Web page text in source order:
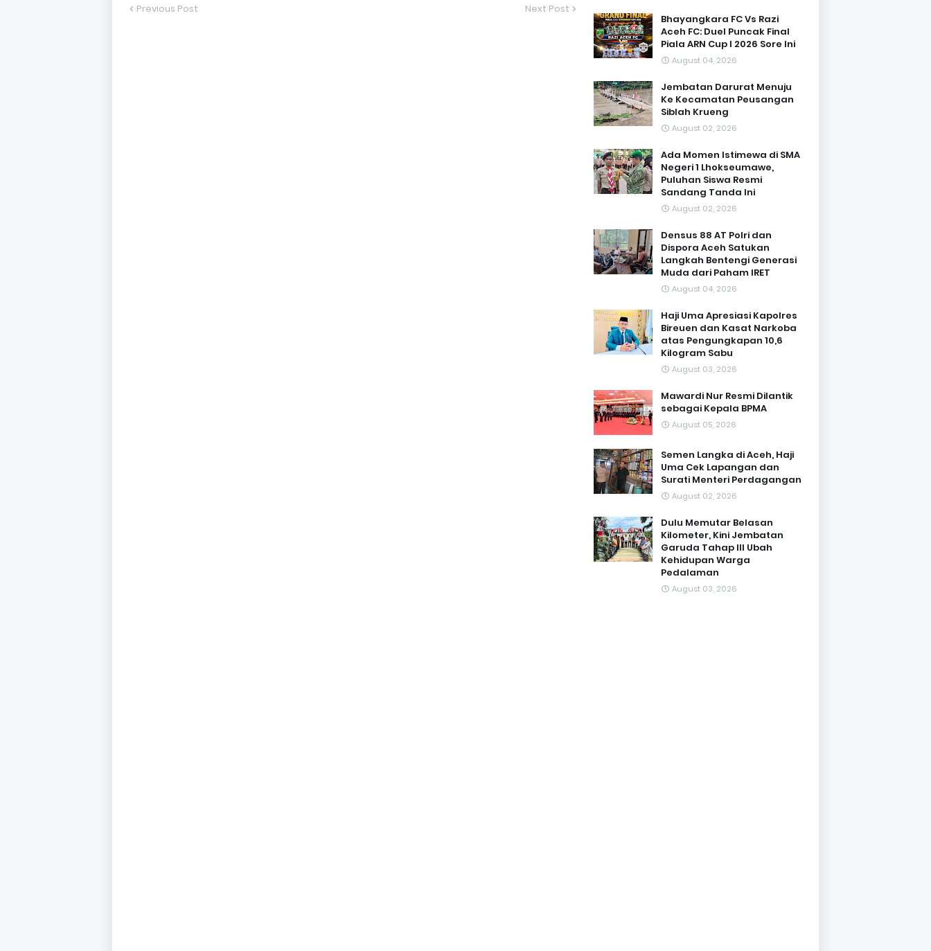
Previous Post Next Post
Bhayangkara FC Vs Razi
Aceh FC: Duel Puncak Final
Piala ARN Cup I 2026 Sore Ini
August 04, 2026
Jembatan Darurat Menuju
Ke Kecamatan Peusangan
Siblah Krueng
August 02, 2026
Ada Momen Istimewa di SMA
Negeri 1 Lhokseumawe,
Puluhan Siswa Resmi
Sandang Tanda Ini
August 02, 2026
Densus 88 AT Polri dan
Dispora Aceh Satukan
Langkah Bentengi Generasi
Muda dari Paham IRET
August 04, 2026
Haji Uma Apresiasi Kapolres
Bireuen dan Kasat Narkoba
atas Pengungkapan 10,6
Kilogram Sabu
August 03, 2026
Mawardi Nur Resmi Dilantik
sebagai Kepala BPMA
August 05, 2026
Semen Langka di Aceh, Haji
Uma Cek Lapangan dan
Surati Menteri Perdagangan
August 02, 2026
Dulu Memutar Belasan
Kilometer, Kini Jembatan
Garuda Tahap III Ubah
Kehidupan Warga
Pedalaman ‎
August 03, 2026